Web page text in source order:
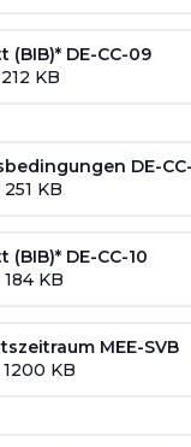
DE-CC-09
KB
DE-
KB
DE-CC-10
KB
MEE-SVB
KB